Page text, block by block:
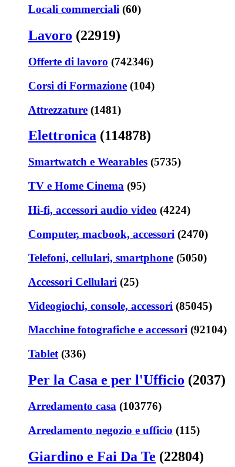
Locali commerciali (60)
Lavoro (22919)
Offerte di lavoro (742346)
Corsi di Formazione (104)
Attrezzature (1481)
Elettronica (114878)
Smartwatch e Wearables (5735)
TV e Home Cinema (95)
Hi-fi, accessori audio video (4224)
Computer, macbook, accessori (2470)
Telefoni, cellulari, smartphone (5050)
Accessori Cellulari (25)
Videogiochi, console, accessori (85045)
Macchine fotografiche e accessori (92104)
Tablet (336)
Per la Casa e per l'Ufficio (2037)
Arredamento casa (103776)
Arredamento negozio e ufficio (115)
Giardino e Fai Da Te (22804)